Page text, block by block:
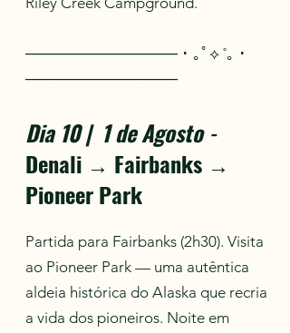
────────────── ･ ｡ﾟ⟡ ˚｡ ･
──────────────
Dia 10 | 1 de Agosto-
Denali → Fairbanks →
Pioneer Park
Partida para Fairbanks (2h30). Visita
ao Pioneer Park — uma autêntica
aldeia histórica do Alaska que recria
a vida dos pioneiros. Noite em